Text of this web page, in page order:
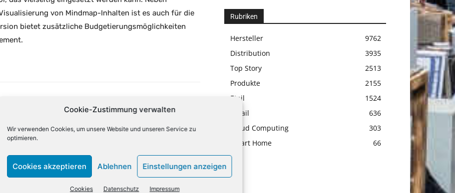
Cookie-Zustimmung verwalten
Wir verwenden Cookies, um unsere Website und unseren Service zu
optimieren.
Cookies akzeptieren Ablehnen Einstellungen anzeigen
Cookies Datenschutz Impressum
von Mindmap-Inhalten ist es auch für die
bietet zusätzliche Budgetierungsmöglichkeiten
Drucken
NÄCHSTER ARTIKEL
Das sind Symantecs Partner des Jahres
Rubriken
Hersteller
9762
Distribution
3935
Top Story
2513
Produkte
2155
Etail
1524
Retail
636
Cloud Computing
303
Smart Home
66